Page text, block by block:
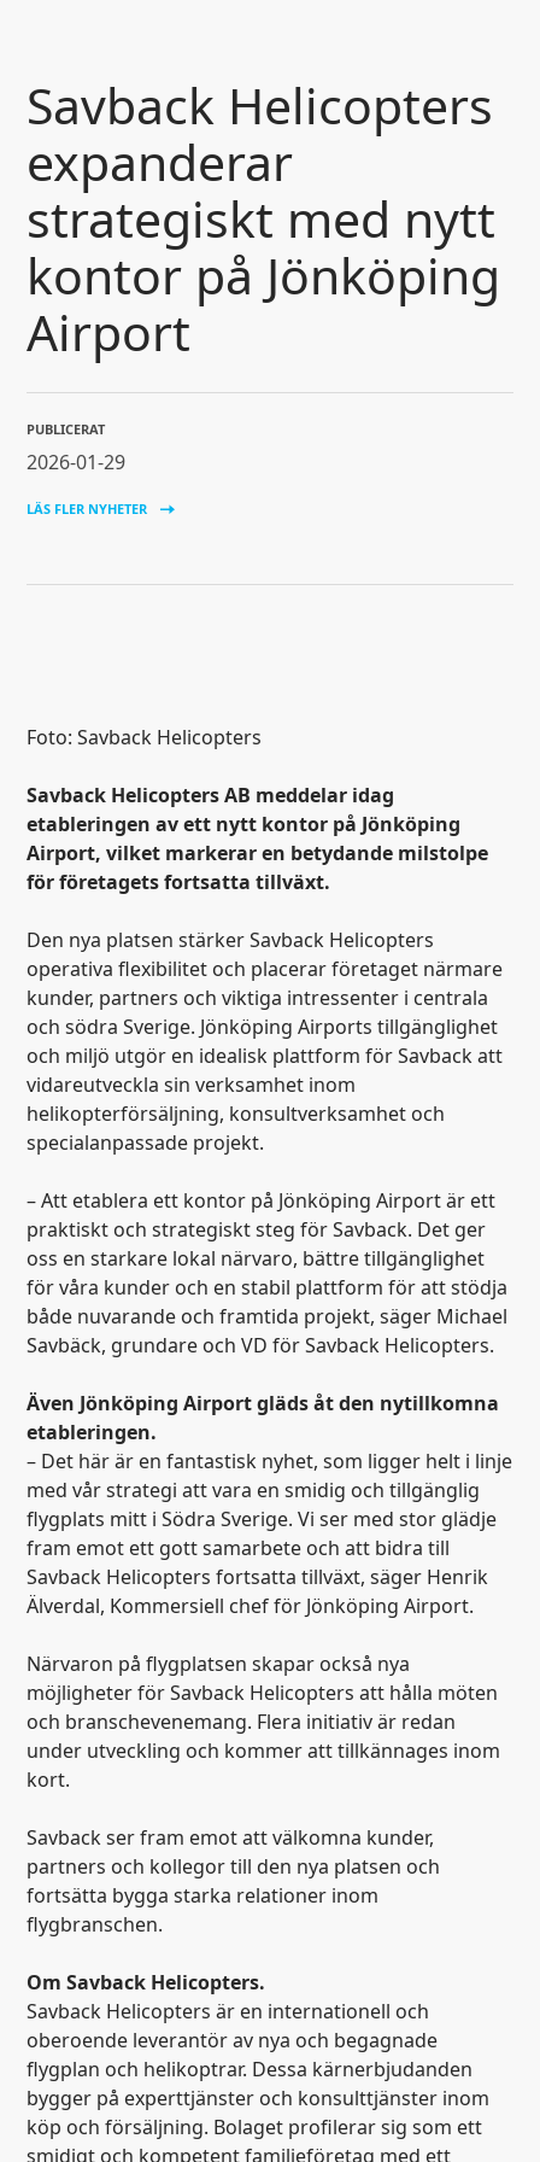
Savback Helicopters
expanderar
strategiskt med nytt
kontor på Jönköping
Airport
Foto: Savback Helicopters
Savback Helicopters AB meddelar idag
etableringen av ett nytt kontor på Jönköping
Airport, vilket markerar en betydande milstolpe
för företagets fortsatta tillväxt.
Den nya platsen stärker Savback Helicopters
operativa flexibilitet och placerar företaget närmare
kunder, partners och viktiga intressenter i centrala
och södra Sverige. Jönköping Airports tillgänglighet
och miljö utgör en idealisk plattform för Savback att
vidareutveckla sin verksamhet inom
helikopterförsäljning, konsultverksamhet och
specialanpassade projekt.
– Att etablera ett kontor på Jönköping Airport är ett
praktiskt och strategiskt steg för Savback. Det ger
oss en starkare lokal närvaro, bättre tillgänglighet
för våra kunder och en stabil plattform för att stödja
både nuvarande och framtida projekt, säger Michael
Savbäck, grundare och VD för Savback Helicopters.
Även Jönköping Airport gläds åt den nytillkomna
etableringen.
– Det här är en fantastisk nyhet, som ligger helt i linje
med vår strategi att vara en smidig och tillgänglig
flygplats mitt i Södra Sverige. Vi ser med stor glädje
fram emot ett gott samarbete och att bidra till
Savback Helicopters fortsatta tillväxt, säger Henrik
Älverdal, Kommersiell chef för Jönköping Airport.
Närvaron på flygplatsen skapar också nya
möjligheter för Savback Helicopters att hålla möten
och branschevenemang. Flera initiativ är redan
under utveckling och kommer att tillkännages inom
kort.
Savback ser fram emot att välkomna kunder,
partners och kollegor till den nya platsen och
fortsätta bygga starka relationer inom
flygbranschen.
Om Savback Helicopters.
Savback Helicopters är en internationell och
oberoende leverantör av nya och begagnade
flygplan och helikoptrar. Dessa kärnerbjudanden
bygger på experttjänster och konsulttjänster inom
köp och försäljning. Bolaget profilerar sig som ett
smidigt och kompetent familjeföretag med ett
PUBLICERAT
2026-01-29
LÄS FLER NYHETER